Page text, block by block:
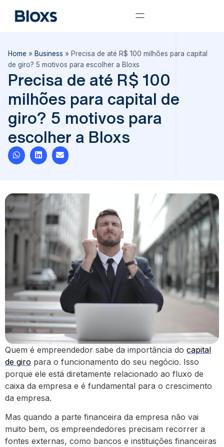
Home » Business » Precisa de até R$ 100 milhões para capital
de giro? 5 motivos para escolher a Bloxs
Precisa de até R$ 100
milhões para capital de
giro? 5 motivos para
escolher a Bloxs
Quem é empreendedor sabe da importância do capital
de giro para o funcionamento do seu negócio. Isso
porque ele está diretamente relacionado ao fluxo de
caixa da empresa e é fundamental para o crescimento
da empresa.
Mas quando a parte financeira da empresa não vai
muito bem, os empreendedores precisam recorrer a
fontes externas, como bancos e instituições financeiras